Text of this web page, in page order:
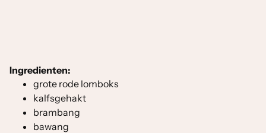
Ingredienten:
grote rode lomboks
kalfsgehakt
brambang
bawang